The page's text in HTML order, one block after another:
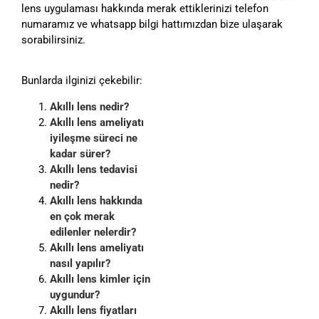
lens uygulaması hakkında merak ettiklerinizi telefon
numaramız ve whatsapp bilgi hattımızdan bize ulaşarak
sorabilirsiniz.
Bunlarda ilginizi çekebilir:
Akıllı lens nedir?
Akıllı lens ameliyatı
iyileşme süreci ne
kadar sürer?
Akıllı lens tedavisi
nedir?
Akıllı lens hakkında
en çok merak
edilenler nelerdir?
Akıllı lens ameliyatı
nasıl yapılır?
Akıllı lens kimler için
uygundur?
Akıllı lens fiyatları